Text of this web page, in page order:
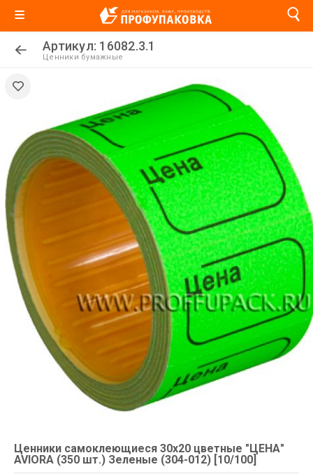
Артикул: 16082.3.1
Ценники бумажные
Ценники самоклеющиеся 30х20 цветные "ЦЕНА"
AVIORA (350 шт.) Зеленые (304-012) [10/100]